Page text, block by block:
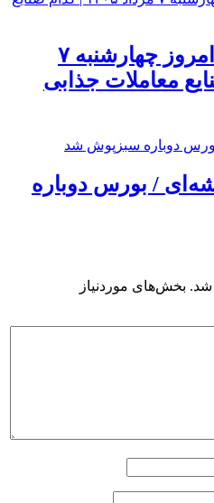
پیش‌بینی بازار سهام امروز چهارشنبه ۷
کدام صنایع معاملات جذابی
/ بورس دوباره
شد. بخش‌های موردنیاز